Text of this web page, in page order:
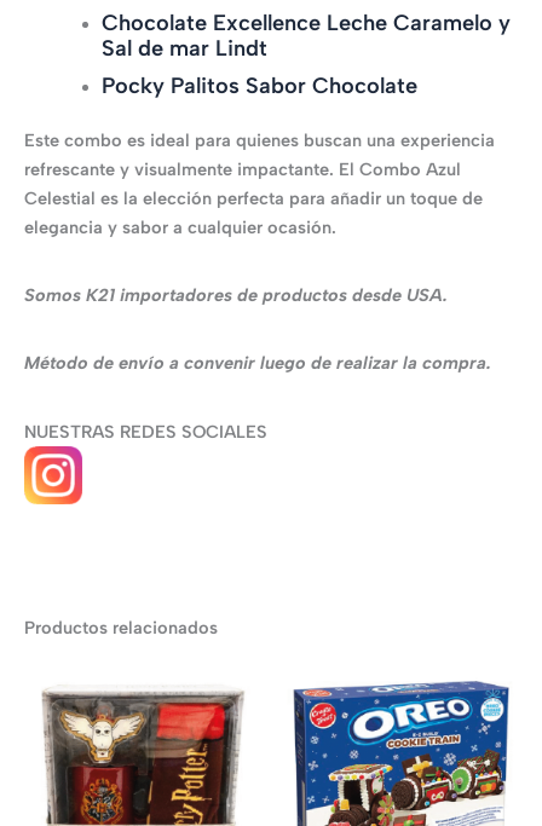
Chocolate Excellence Leche Caramelo y
Sal de mar Lindt
Pocky Palitos Sabor Chocolate
Este combo es ideal para quienes buscan una experiencia
refrescante y visualmente impactante. El Combo Azul
Celestial es la elección perfecta para añadir un toque de
elegancia y sabor a cualquier ocasión.
Somos K21 importadores de productos desde USA.
Método de envío a convenir luego de realizar la compra.
NUESTRAS REDES SOCIALES
Productos relacionados